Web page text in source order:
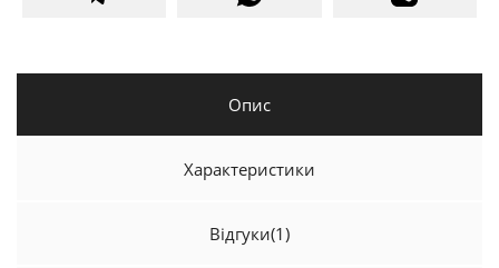
Опис
Характеристики
Відгуки(1)